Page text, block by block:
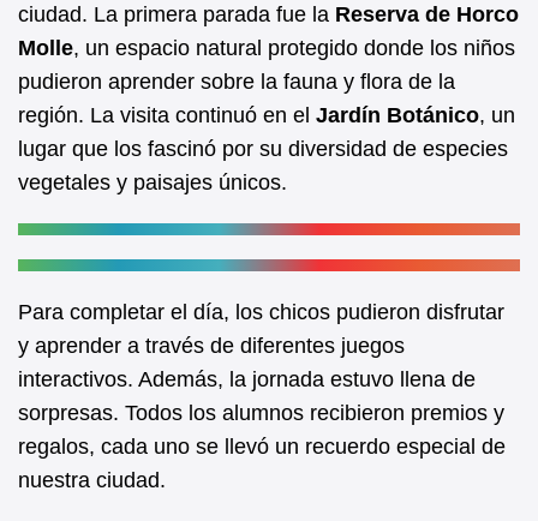
ciudad. La primera parada fue la Reserva de Horco
Molle, un espacio natural protegido donde los niños
pudieron aprender sobre la fauna y flora de la
región. La visita continuó en el Jardín Botánico, un
lugar que los fascinó por su diversidad de especies
vegetales y paisajes únicos.
Para completar el día, los chicos pudieron disfrutar
y aprender a través de diferentes juegos
interactivos. Además, la jornada estuvo llena de
sorpresas. Todos los alumnos recibieron premios y
regalos, cada uno se llevó un recuerdo especial de
nuestra ciudad.